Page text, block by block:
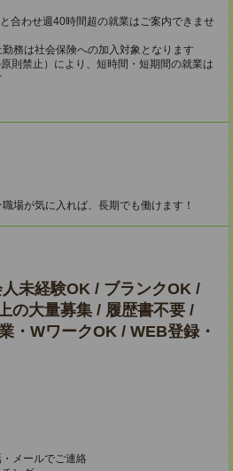
合わせ週40時間超の就業はご案内できませ
務は社会保険への加入対象となります
則禁止）により、短時間・短期間の就業は
が気に入れば、長期でも働けます！
未経験OK / ブランクOK /
の大量募集 / 履歴書不要 /
・WワークOK / WEB登録・
メールでご連絡